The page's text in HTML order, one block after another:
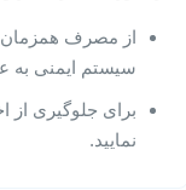
از مصرف همزمان
سیستم ایمنی به
نمایید.